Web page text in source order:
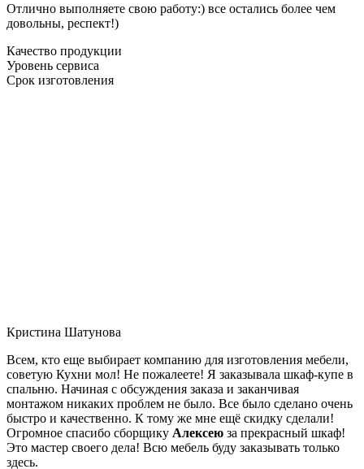
Отлично выполняете свою работу:) все остались более чем
довольны, респект!)
Качество продукции
Уровень сервиса
Срок изготовления
Кристина Шатунова
Всем, кто еще выбирает компанию для изготовления мебели,
советую Кухни мол! Не пожалеете! Я заказывала шкаф-купе в
спальню. Начиная с обсуждения заказа и заканчивая
монтажом никаких проблем не было. Все было сделано очень
быстро и качественно. К тому же мне ещё скидку сделали!
Огромное спасибо сборщику Алексею за прекрасный шкаф!
Это мастер своего дела! Всю мебель буду заказывать только
здесь.